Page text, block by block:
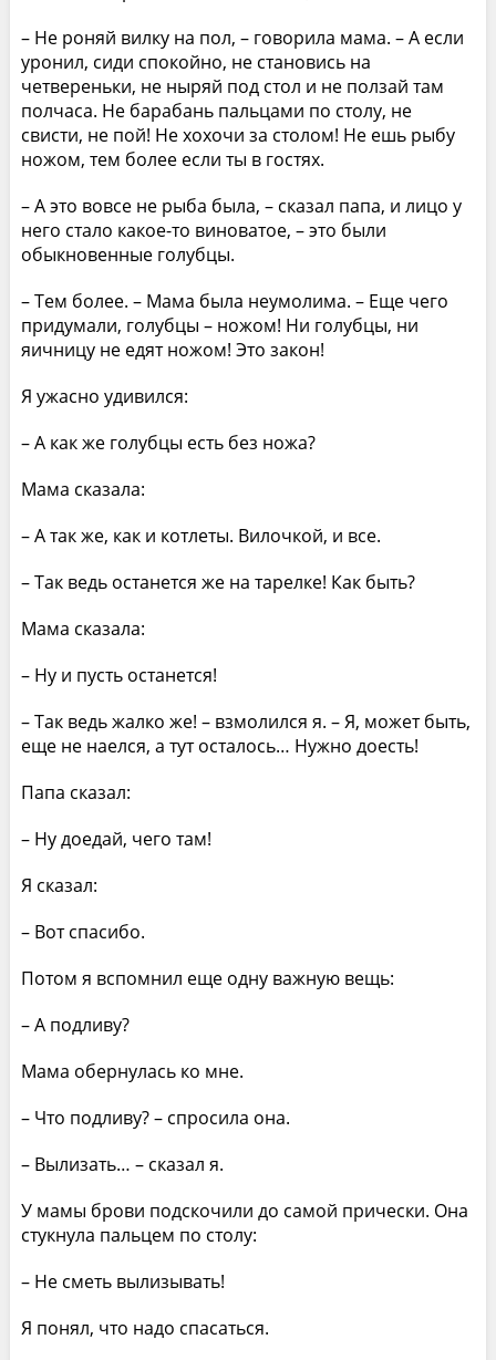
– Не роняй вилку на пол, – говорила мама. – А если
уронил, сиди спокойно, не становись на
четвереньки, не ныряй под стол и не ползай там
полчаса. Не барабань пальцами по столу, не
свисти, не пой! Не хохочи за столом! Не ешь рыбу
ножом, тем более если ты в гостях.
– А это вовсе не рыба была, – сказал папа, и лицо у
него стало какое-то виноватое, – это были
обыкновенные голубцы.
– Тем более. – Мама была неумолима. – Еще чего
придумали, голубцы – ножом! Ни голубцы, ни
яичницу не едят ножом! Это закон!
Я ужасно удивился:
– А как же голубцы есть без ножа?
Мама сказала:
– А так же, как и котлеты. Вилочкой, и все.
– Так ведь останется же на тарелке! Как быть?
Мама сказала:
– Ну и пусть останется!
– Так ведь жалко же! – взмолился я. – Я, может быть,
еще не наелся, а тут осталось… Нужно доесть!
Папа сказал:
– Ну доедай, чего там!
Я сказал:
– Вот спасибо.
Потом я вспомнил еще одну важную вещь:
– А подливу?
Мама обернулась ко мне.
– Что подливу? – спросила она.
– Вылизать… – сказал я.
У мамы брови подскочили до самой прически. Она
стукнула пальцем по столу:
– Не сметь вылизывать!
Я понял, что надо спасаться.